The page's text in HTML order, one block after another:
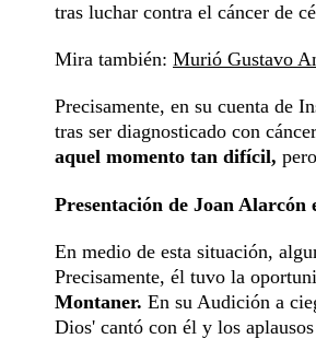
tras luchar contra el cáncer de
Mira también: Murió Gustavo
Precisamente, en su cuenta de
tras ser diagnosticado con
aquel momento tan difícil,
Presentación de Joan
En medio de esta situación,
Precisamente, él tuvo la
Montaner. En su Audición a
Dios' cantó con él y los